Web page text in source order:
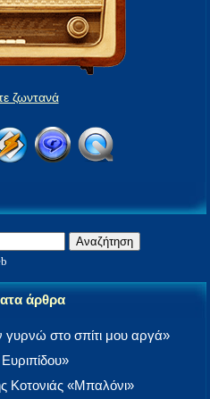
ζωντανά
άρθρα
στο σπίτι μου αργά»
Κοτονιάς «Μπαλόνι»